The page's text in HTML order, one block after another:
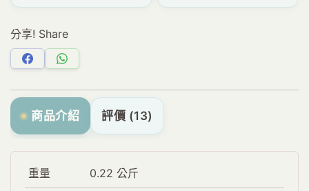
分享! Share
分
享
Facebook
分
享
WhatsApp
商品介紹 評價 (13)
重量 0.22 公斤